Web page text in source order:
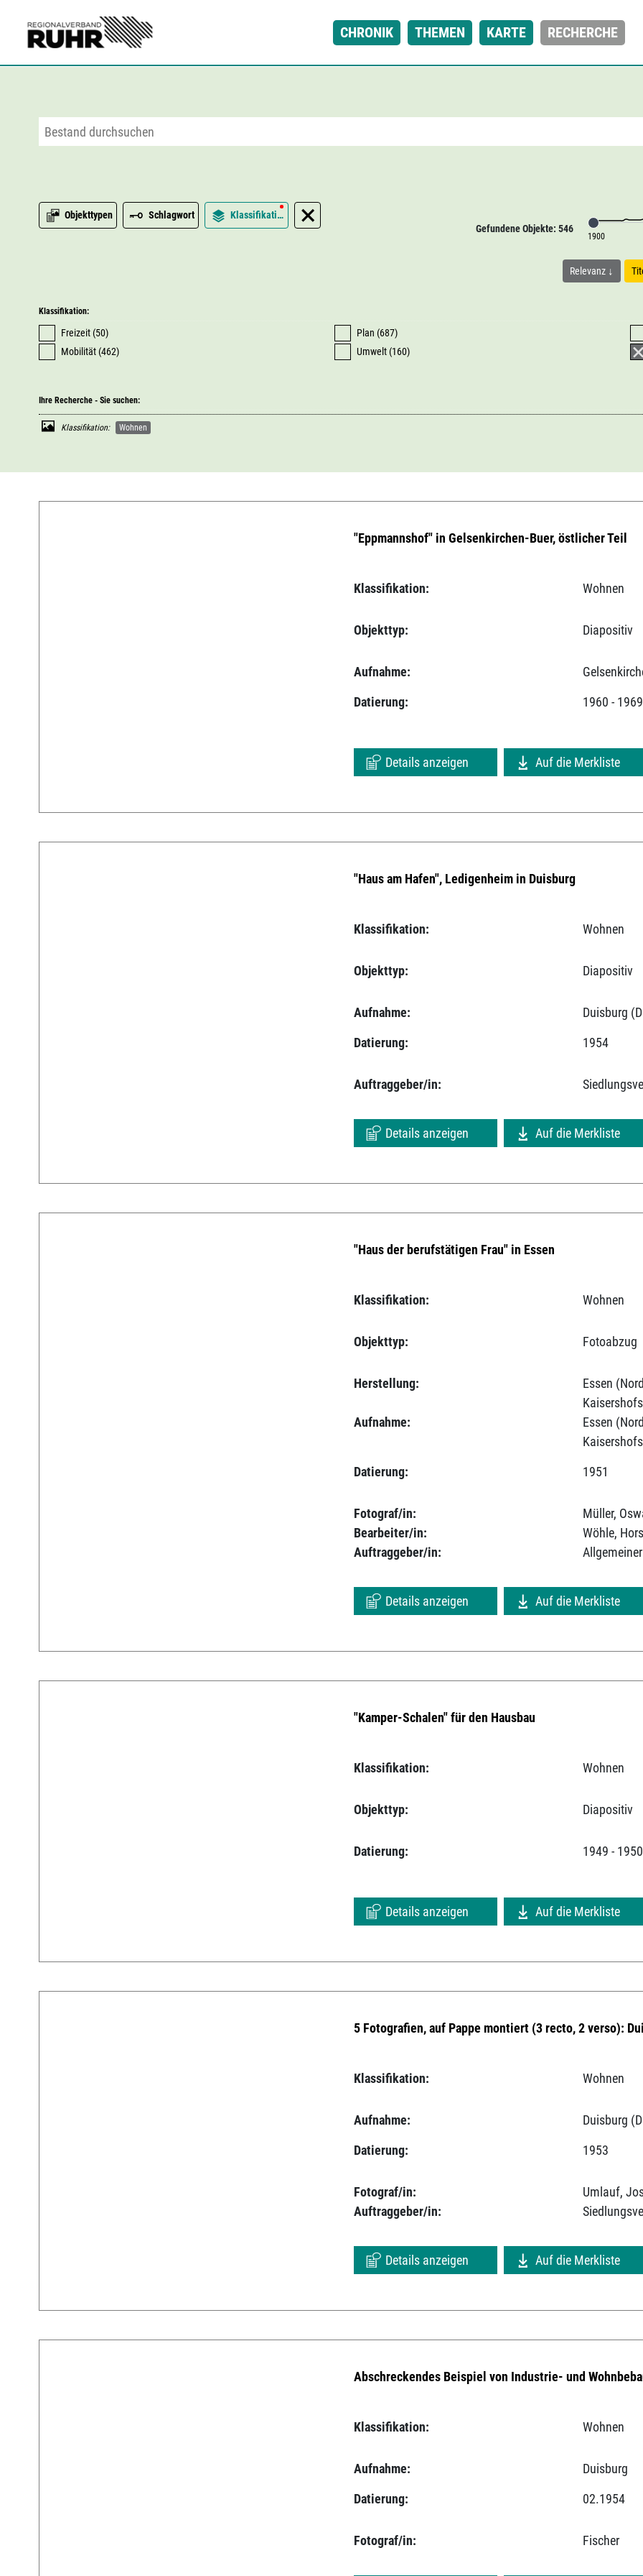
CHRONIK THEMEN KARTE RECHERCHE
Objekttypen Schlagwort
Klassifikation
Gefundene Objekte: 546
1900
Relevanz
Klassifikation:
Freizeit (50)
Mobilität (462)
Plan (687)
Umwelt (160)
Ihre Recherche - Sie suchen:
Klassifikation: Wohnen
"Eppmannshof" in Gelsenkirchen-Buer, östlicher Teil
Klassifikation: Wohnen
Objekttyp: Diapositiv
Aufnahme:
Datierung:
1960 - 1969
Details anzeigen Auf die Merkliste
"Haus am Hafen", Ledigenheim in Duisburg
Klassifikation: Wohnen
Objekttyp: Diapositiv
Aufnahme:
Duisburg
Datierung:
1954
Auftraggeber/in:
Details anzeigen Auf die Merkliste
"Haus der berufstätigen Frau" in Essen
Klassifikation: Wohnen
Objekttyp: Fotoabzug
Herstellung:
Essen
Aufnahme:
Essen
Datierung:
1951
Fotograf/in:
Müller,
Bearbeiter/in:
Wöhle,
Auftraggeber/in:
Details anzeigen Auf die Merkliste
"Kamper-Schalen" für den Hausbau
Klassifikation: Wohnen
Objekttyp: Diapositiv
Datierung: 1949 - 1950
Details anzeigen Auf die Merkliste
5 Fotografien, auf Pappe montiert (3 recto, 2 verso):
Klassifikation: Wohnen
Aufnahme:
Duisburg
Datierung:
1953
Fotograf/in:
Umlauf,
Auftraggeber/in:
Details anzeigen Auf die Merkliste
Abschreckendes Beispiel von Industrie- und
Klassifikation: Wohnen
Aufnahme:
Duisburg
Datierung:
02.1954
Fotograf/in: Fischer